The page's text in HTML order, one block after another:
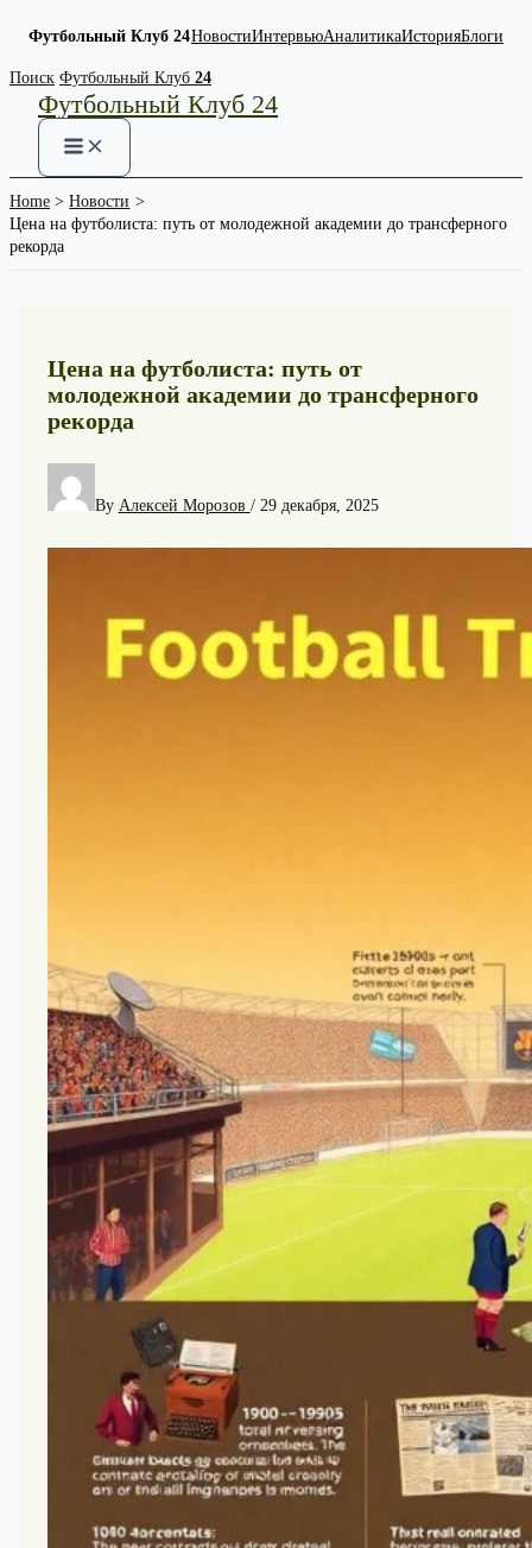
Футбольный Клуб 24НовостиИнтервьюАналитикаИсторияБлоги
Skip
content
Поиск Футбольный Клуб 24
Футбольный Клуб 24
Home
Новости
Цена на футболиста: путь от молодежной академии до трансферного
рекорда
Цена на футболиста: путь от
молодежной академии до трансферного
рекорда
By Алексей Морозов / 29 декабря, 2025